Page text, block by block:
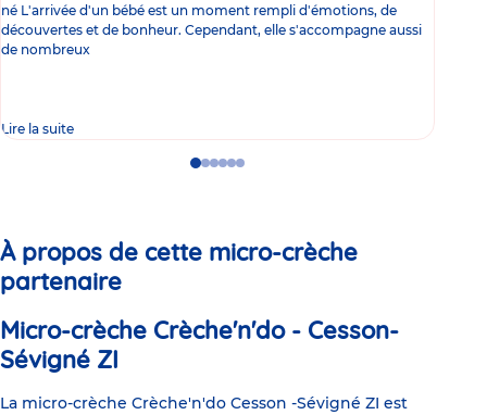
né L'arrivée d'un bébé est un moment rempli d'émotions, de
découvertes et de bonheur. Cependant, elle s'accompagne aussi
de nombreux
Lire la suite
GoGoGoGo
GoGo
À propos de cette micro-crèche
partenaire
Micro-crèche Crèche'n'do - Cesson-
Sévigné ZI
La micro-crèche Crèche'n'do Cesson -Sévigné ZI est